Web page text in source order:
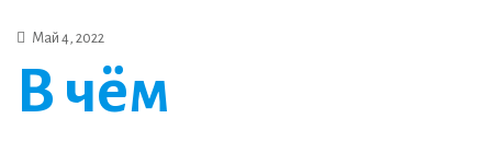
Май 4, 2022
В чём